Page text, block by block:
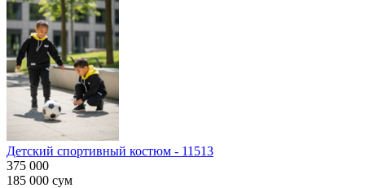
Детский спортивный костюм - 11513
375 000
185 000 сум